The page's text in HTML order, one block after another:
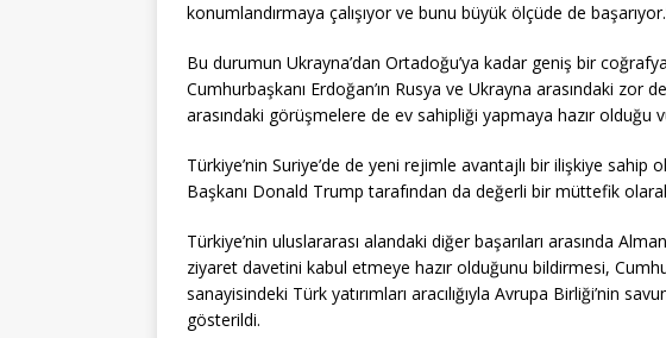
konumlandırmaya çalışıyor ve bunu büyük ölçüde de
Bu durumun Ukrayna’dan Ortadoğu’ya kadar geniş bir
Cumhurbaşkanı Erdoğan’ın Rusya ve Ukrayna arasındaki zor
arasındaki görüşmelere de ev sahipliği yapmaya hazır olduğu
Türkiye’nin Suriye’de de yeni rejimle avantajlı bir ilişkiye
Başkanı Donald Trump tarafından da değerli bir müttefik
Türkiye’nin uluslararası alandaki diğer başarıları arasında
ziyaret davetini kabul etmeye hazır olduğunu bildirmesi,
sanayisindeki Türk yatırımları aracılığıyla Avrupa Birliği’nin
gösterildi.